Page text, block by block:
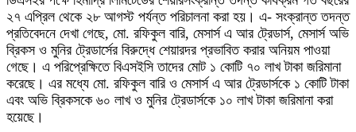
২৭ এপ্রিল থেকে ২৮ আগস্ট পর্যন্ত পরিচালনা করা হয়। এ- সংক্রান্ত তদন্ত
প্রতিবেদনে দেখা গেছে, মো. রফিকুল বারি, মেসার্স এ আর ট্রেডার্স, মেসার্স অভি
ব্রিকস ও মুনির ট্রেডার্সের বিরুদ্ধে শেয়ারদর প্রভাবিত করার অনিয়ম পাওয়া
গেছে। এ পরিপ্রেক্ষিতে বিএসইসি তাদের মোট ১ কোটি ৭০ লাখ টাকা জরিমানা
করেছে। এর মধ্যে মো. রফিকুল বারি ও মেসার্স এ আর ট্রেডার্সকে ১ কোটি টাকা
এবং অভি ব্রিকসকে ৬০ লাখ ও মুনির ট্রেডার্সকে ১০ লাখ টাকা জরিমানা করা
হয়েছে।